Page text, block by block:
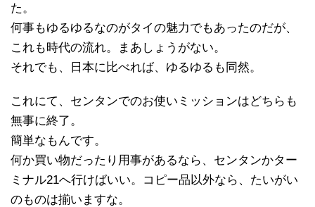
た。
何事もゆるゆるなのがタイの魅力でもあったのだが、
これも時代の流れ。まあしょうがない。
それでも、日本に比べれば、ゆるゆるも同然。
これにて、センタンでのお使いミッションはどちらも
無事に終了。
簡単なもんです。
何か買い物だったり用事があるなら、センタンかター
ミナル21へ行けばいい。コピー品以外なら、たいがい
のものは揃いますな。